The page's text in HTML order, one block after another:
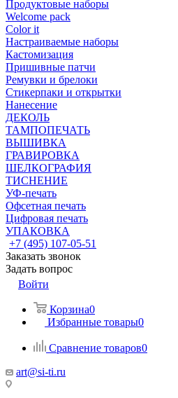
Продуктовые наборы
Welcome pack
Color it
Настраиваемые наборы
Кастомизация
Пришивные патчи
Ремувки и брелоки
Стикерпаки и открытки
Нанесение
ДЕКОЛЬ
ТАМПОПЕЧАТЬ
ВЫШИВКА
ГРАВИРОВКА
ШЕЛКОГРАФИЯ
ТИСНЕНИЕ
УФ-печать
Офсетная печать
Цифровая печать
УПАКОВКА
+7 (495) 107-05-51
Заказать звонок
Задать вопрос
Войти
Корзина0
Избранные товары0
Сравнение товаров0
art@si-ti.ru